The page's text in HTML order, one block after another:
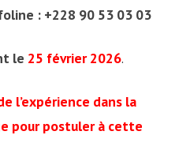
: +228 90 53 03 03
le 25 février 2026.
l’expérience dans la
pour postuler à cette